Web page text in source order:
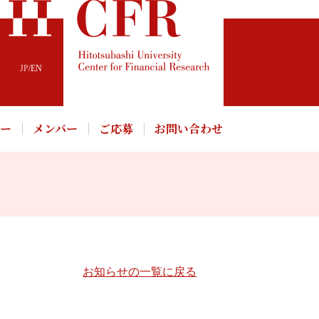
JP/EN
メンバー ご応募 お問い合わせ
お知らせの一覧に戻る